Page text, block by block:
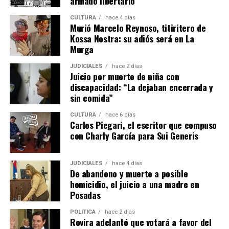
Entre las prioridades de su bloque, Rojas Decut enlistó la
“defensa de la tierra misionera, el rechazo a cualquier
reforma que facilite la extranjerización indiscriminada
de tierras rurales, sin tener en cuenta las
particularidades de las provincias, o que debilite la
protección de las zonas de frontera hídrica, con el
Acuífero Guaraní como patrimonio estratégico
irrenunciable; la custodia de la biodiversidad; el
federalismo real; la educación como motor de
desarrollo; el trabajo, la producción y la innovación, con
el crecimiento equilibrado en los casi 30.000 km² de la
provincia, generando más oportunidades para cerca de
1.300.000 misioneros”.
“Estoy a disposición para llevar la voz del gobierno de
mi provincia al Congreso de la Nación”, señaló Rojas
Decut y finalizó: “Esa es una causa que no admite
grietas, porque la identidad misionera es una forma de
construir futuro poniendo siempre a Misiones en primer
CULTURA hace 4 días
Murió Marcelo Reynoso, titiritero de
Kossa Nostra: su adiós será en La
Murga
JUDICIALES hace 2 días
Juicio por muerte de niña con
discapacidad: “La dejaban encerrada y
sin comida”
CULTURA hace 6 días
Carlos Piegari, el escritor que compuso
con Charly García para Sui Generis
JUDICIALES hace 4 días
De abandono y muerte a posible
homicidio, el juicio a una madre en
Posadas
POLÍTICA hace 2 días
Rovira adelantó que votará a favor del